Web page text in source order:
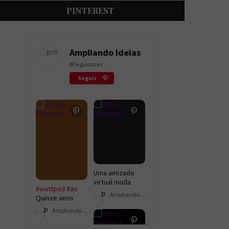
PINTEREST
Ampliando Ideias
0 Seguidores
Seguir
#wattpad #ao
Quinze anos
após o
desapareciment
Ampliando Ideias
Uma amizade
virtual muda
completamente
a vida de Danilo
e Jéssica.
Separados pela
Ampliando Ideias